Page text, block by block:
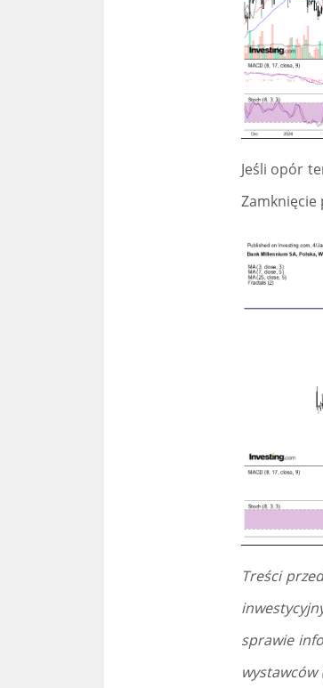
Jeśli opór
Zamknięcie
Treści
sprawie